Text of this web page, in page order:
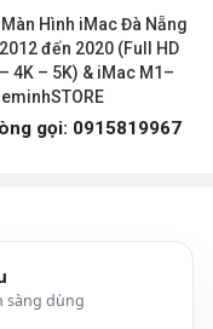
vào biểu tượng Wifi thì
trên Laptop (Save
phải làm thế nào?
?
Hình iMac Đà Nẵng
đến 2020 (Full HD
4K – 5K) & iMac M1–
gọi: 0915819967
sàng dùng